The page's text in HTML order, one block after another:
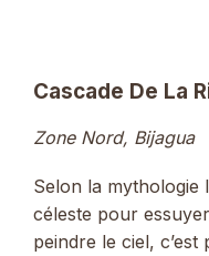
Cascade De La
Zone Nord, Bijagua
Selon la mythologie
céleste pour
peindre le ciel,